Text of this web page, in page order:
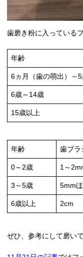
歯磨き粉に入っている
年齢
6ヵ月（歯の萌出）～
6歳～14歳
15歳以上
年齢 歯ブラ
0～2歳 1～
3～5歳 5mm
6歳以上 2cm
ぜひ、参考にして磨い